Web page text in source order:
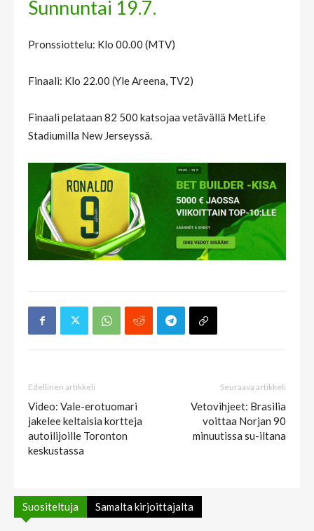
Sunnuntai 19.7.
Pronssiottelu: Klo 00.00 (MTV)
Finaali: Klo 22.00 (Yle Areena, TV2)
Finaali pelataan 82 500 katsojaa vetävällä MetLife
Stadiumilla New Jerseyssä.
Edellinen artikkeli
Video: Vale-erotuomari
jakelee keltaisia kortteja
autoilijoille Toronton
keskustassa
Seuraava artikkeli
Vetovihjeet: Brasilia
voittaa Norjan 90
minuutissa su-iltana
Suositeltuja Samalta kirjoittajalta